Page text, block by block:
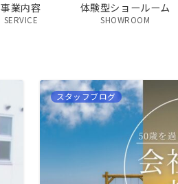
事業内容
SERVICE
体験型ショールーム
SHOWROOM
スタッフブログ